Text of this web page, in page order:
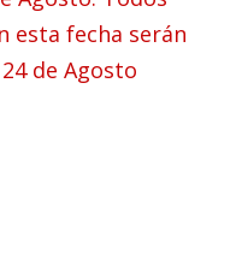
esta fecha serán
de Agosto